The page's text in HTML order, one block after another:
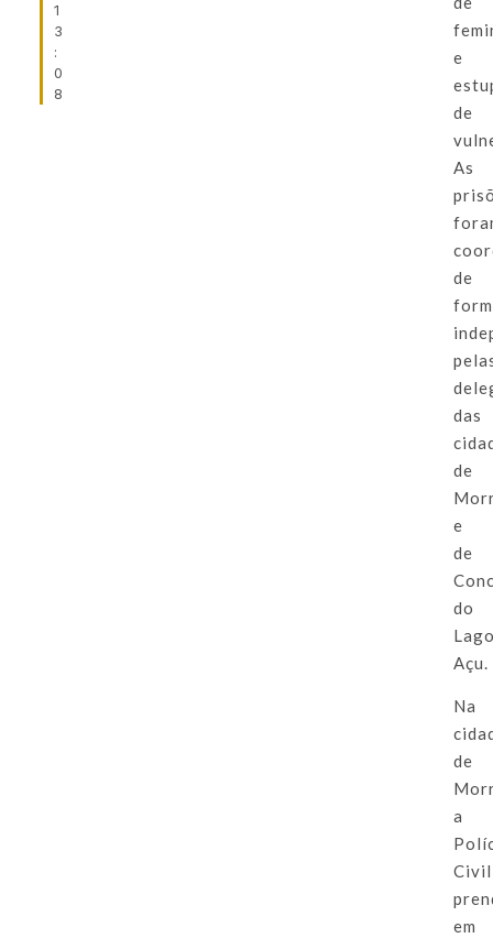
1
3
:
0
8
e
de
As
de
das
de
e
de
do
Açu.
Na
de
a
Civil
em